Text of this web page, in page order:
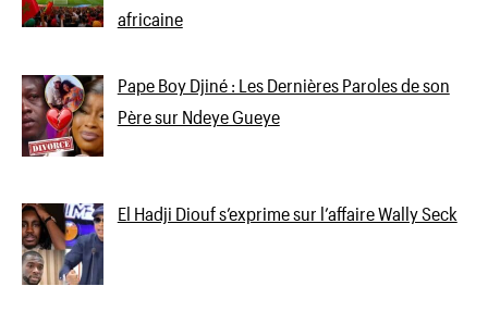
africaine
Pape Boy Djiné : Les Dernières Paroles de son
Père sur Ndeye Gueye
El Hadji Diouf s’exprime sur l’affaire Wally Seck